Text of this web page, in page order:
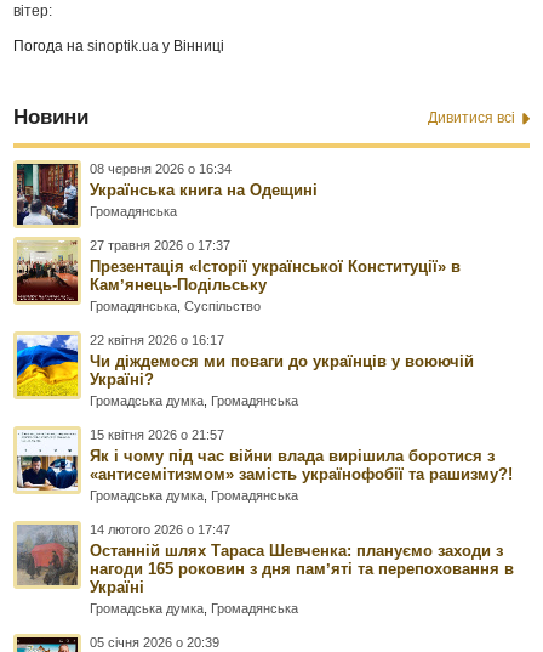
вітер:
Погода наsinoptik.ua у Вінниці
Новини Дивитися всі
08 червня 2026 о 16:34
Українська книга на Одещині
Громадянська
27 травня 2026 о 17:37
Презентація «Історії української Конституції» в
Камʼянець-Подільську
Громадянська ,Суспільство
22 квітня 2026 о 16:17
Чи діждемося ми поваги до українців у воюючій
Україні?
Громадська думка Громадянська
15 квітня 2026 о 21:57
Як і чому під час війни влада вирішила боротися з
«антисемітизмом» замість українофобії та рашизму?!
Громадська думка Громадянська
14 лютого 2026 о 17:47
Останній шлях Тараса Шевченка: плануємо заходи з
нагоди 165 роковин з дня памʼяті та перепоховання в
Україні
Громадська думка Громадянська
05 січня 2026 о 20:39